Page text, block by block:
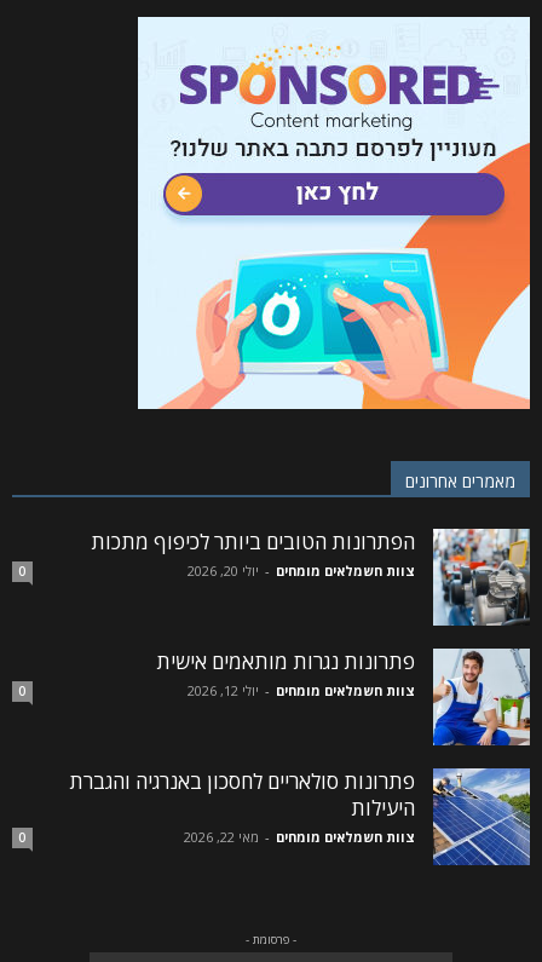
מאמרים אחרונים
הפתרונות הטובים ביותר לכיפוף מתכות
צוות חשמלאים מומחים - יולי 20, 2026 0
פתרונות נגרות מותאמים אישית
צוות חשמלאים מומחים - יולי 12, 2026 0
פתרונות סולאריים לחסכון באנרגיה והגברת
היעילות
צוות חשמלאים מומחים - מאי 22, 2026 0
- פרסומת -